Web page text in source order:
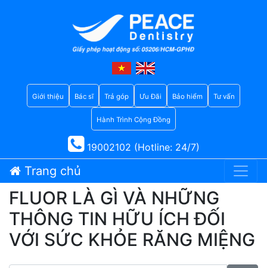
Giới thiệu Bác sĩ Trả góp Ưu Đãi Bảo hiểm Tư vấn
Hành Trình Cộng Đồng
19002102 (Hotline: 24/7)
Trang chủ
FLUOR LÀ GÌ VÀ NHỮNG
THÔNG TIN HỮU ÍCH ĐỐI
VỚI SỨC KHỎE RĂNG MIỆNG